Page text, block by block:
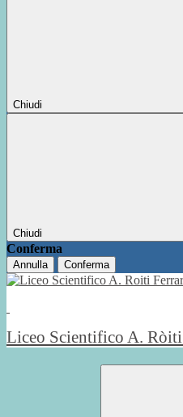
Chiudi
Chiudi
Conferma
Annulla Conferma
Liceo Scientifico A. Ròiti